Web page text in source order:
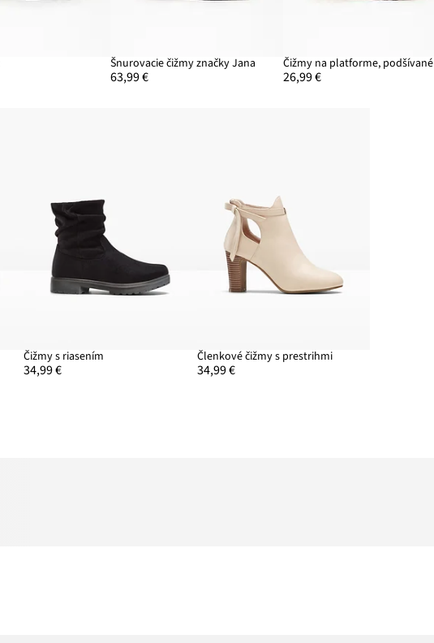
Šnurovacie čižmy značky Jana
63,99 €
Čižmy na platforme, podšívané
26,99 €
Čižmy s riasením
34,99 €
Členkové čižmy s prestrihmi
34,99 €